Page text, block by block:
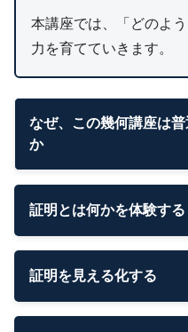
本講座では、「どのよ
力を育てていきます。
なぜ、この幾何講座は
か
証明とは何かを体験する
証明を見える化する